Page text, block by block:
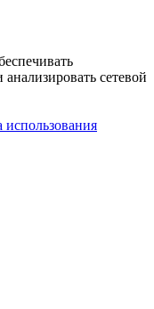
сетевой
использования